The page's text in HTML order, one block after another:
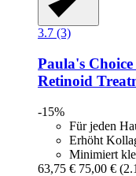
3.7 (3)
Paula's Choice
Retinoid
-15%
Für jeden
Erhöht
Minimiert
63,75 € 75,00 €